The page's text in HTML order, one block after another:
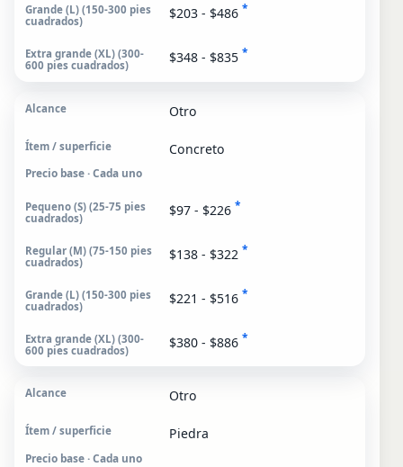
$203 - $486 *
$348 - $835 *
Otro
Concreto
Precio base · Cada uno
$97 - $226 *
$138 - $322 *
$221 - $516 *
$380 - $886 *
Otro
Piedra
Precio base · Cada uno